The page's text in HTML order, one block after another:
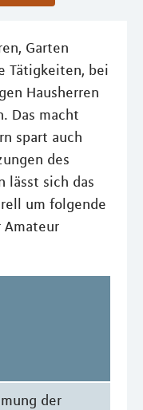
Garten
Tätigkeiten, bei
Hausherren
Das macht
spart auch
des
lässt sich das
um folgende
Amateur
der